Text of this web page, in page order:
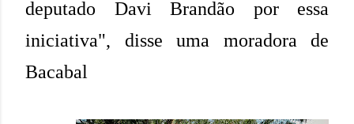
deputado Davi Brandão por essa
iniciativa", disse uma moradora de
Bacabal